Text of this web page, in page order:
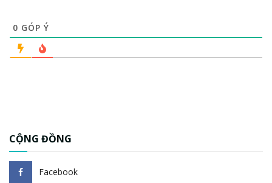
0 GÓP Ý
CỘNG ĐỒNG
Facebook